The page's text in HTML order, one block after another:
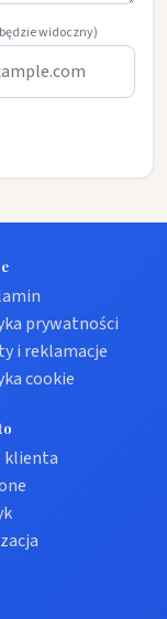
widoczny)
prywatności
i reklamacje
cookie
klienta